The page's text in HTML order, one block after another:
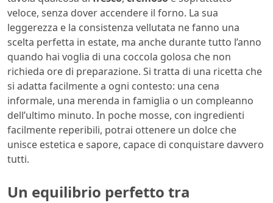
veloce, senza dover accendere il forno. La sua
leggerezza e la consistenza vellutata ne fanno una
scelta perfetta in estate, ma anche durante tutto l’anno
quando hai voglia di una coccola golosa che non
richieda ore di preparazione. Si tratta di una ricetta che
si adatta facilmente a ogni contesto: una cena
informale, una merenda in famiglia o un compleanno
dell’ultimo minuto. In poche mosse, con ingredienti
facilmente reperibili, potrai ottenere un dolce che
unisce estetica e sapore, capace di conquistare davvero
tutti.
Un equilibrio perfetto tra